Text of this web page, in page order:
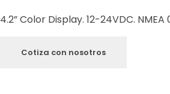
4.2” Color Display. 12-24VDC. NMEA
Cotiza con nosotros